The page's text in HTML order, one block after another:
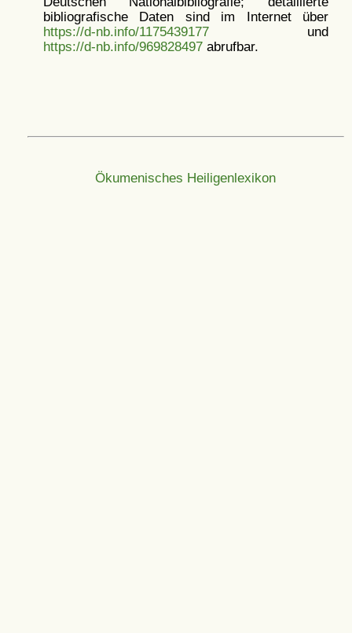
bibliografische Daten sind im Internet über
https://d-nb.info/1175439177und
https://d-nb.info/969828497abrufbar.
Ökumenisches Heiligenlexikon